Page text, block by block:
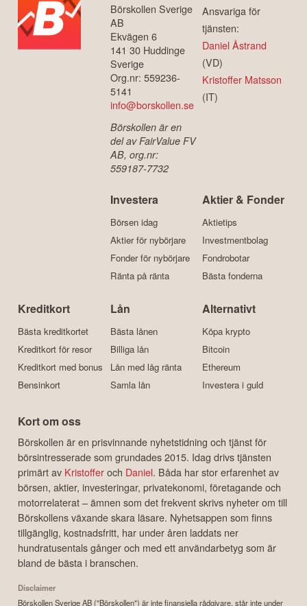
Börskollen Sverige
AB
Ekvägen 6
141 30 Huddinge
Sverige
Org.nr: 559236-
5141
info@borskollen.se
Börskollen är en
del av FairValue FV
AB, org.nr:
559187-7732
Ansvariga för
tjänsten:
Daniel Åstrand
(VD)
Kristoffer Matsson
(IT)
Investera
Börsen idag
Aktier för nybörjare
Fonder för nybörjare
Ränta på ränta
Aktier & Fonder
Aktietips
Investmentbolag
Fondrobotar
Bästa fonderna
Kreditkort
Bästa kreditkortet
Kreditkort för resor
Kreditkort med bonus
Bensinkort
Lån
Bästa lånen
Billiga lån
Lån med låg ränta
Samla lån
Alternativt
Köpa krypto
Bitcoin
Ethereum
Investera i guld
Kort om oss
Börskollen är en prisvinnande nyhetstidning och tjänst för
börsintresserade som grundades 2015. Idag drivs tjänsten
primärt av Kristofferoch Daniel. Båda har stor erfarenhet av
börsen, aktier, investeringar, privatekonomi, företagande och
motorrelaterat – ämnen som det frekvent skrivs nyheter om till
Börskollens växande skara läsare. Nyhetsappen som finns
tillgänglig, kostnadsfritt, har under åren laddats ner
hundratusentals gånger och med ett användarbetyg som är
bland de bästa i branschen.
Disclaimer
Börskollen Sverige AB ("Börskollen") är inte finansiella rådgivare, står inte under